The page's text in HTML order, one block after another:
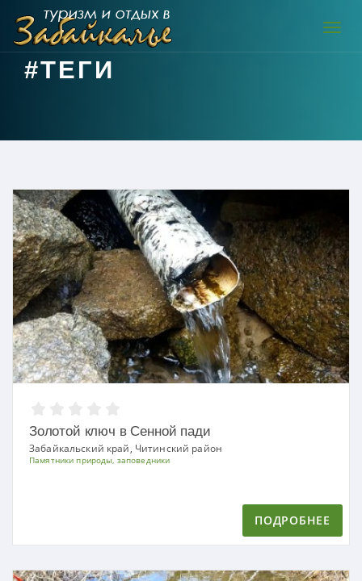
#ТЕГИ
Золотой ключ в Сенной пади
Забайкальский край, Читинский район
Памятники природы, заповедники
ПОДРОБНЕЕ